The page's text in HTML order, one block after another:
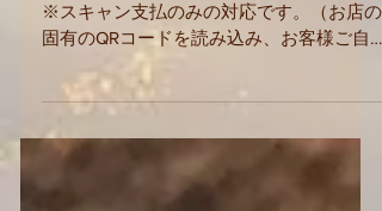
※スキャン支払のみの対応です。（お店の
固有のQRコードを読み込み、お客様ご自
身で金額をご入力いただきます。） ※当
サロンはキャッシュレス・消費者還元事業
加盟店です。 ※クレジットカード・その
他のペイはご利用いただけません。